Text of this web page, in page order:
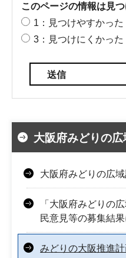
このページの情報は見
1：見つけやすかった
3：見つけにくかった
大阪府みどりの広
大阪府みどりの広
「大阪府みどりの
民意見等の募集結
みどりの大阪推進